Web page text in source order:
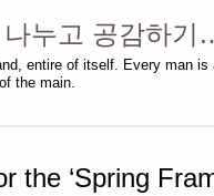
누고 공감하기
entire of itself. Every man is
the main.
the ‘Spring